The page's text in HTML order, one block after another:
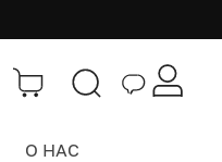
О НАС